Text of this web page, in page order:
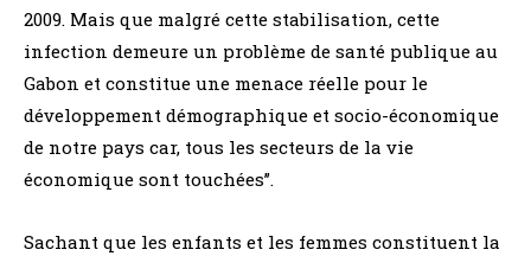
2009. Mais que malgré cette stabilisation, cette
infection demeure un problème de santé publique au
Gabon et constitue une menace réelle pour le
développement démographique et socio-économique
de notre pays car, tous les secteurs de la vie
économique sont touchées’’.
Sachant que les enfants et les femmes constituent la